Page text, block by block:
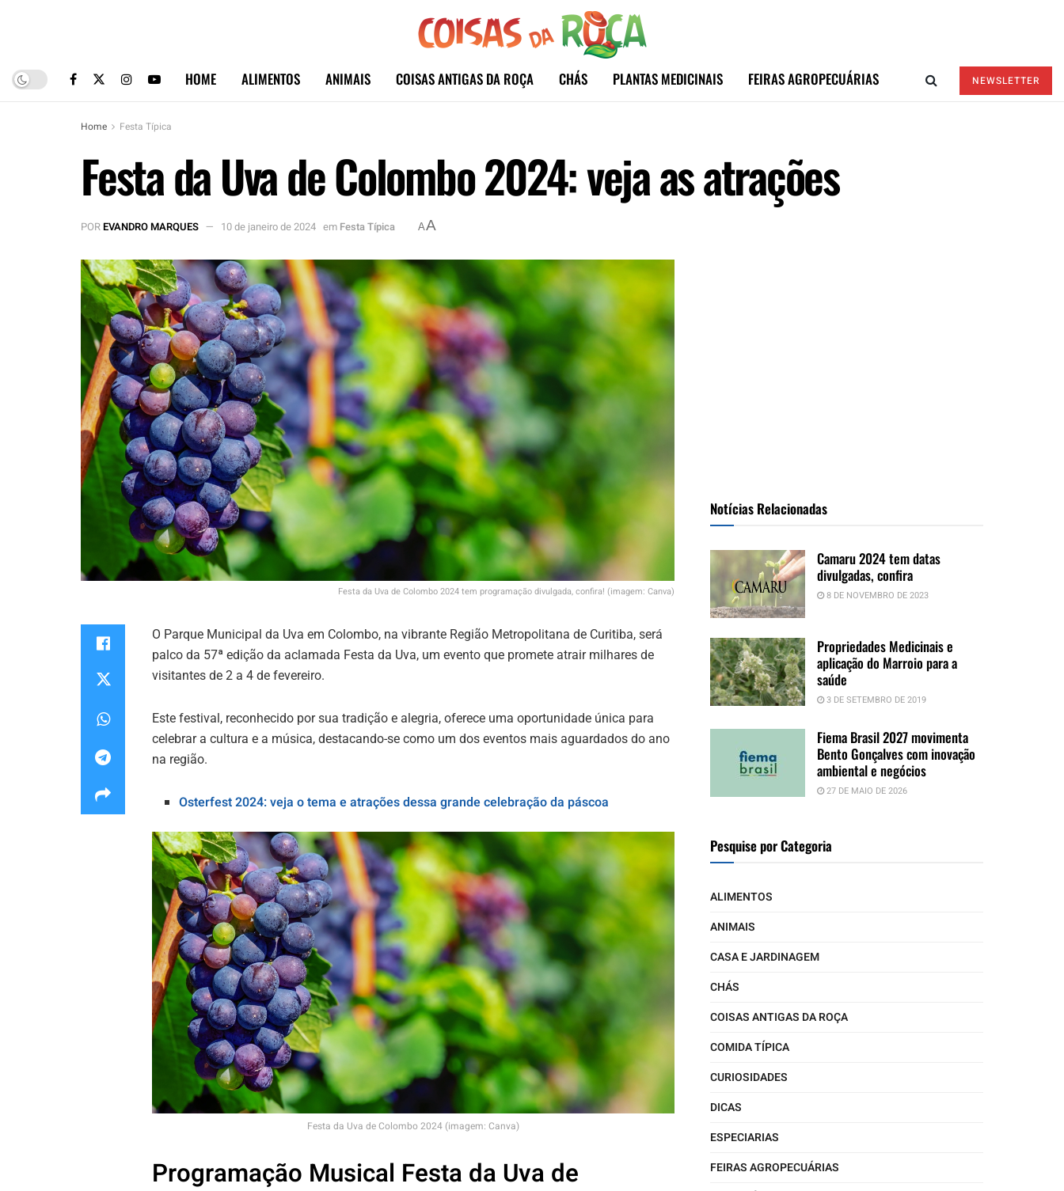
HOME ALIMENTOS ANIMAIS COISAS ANTIGAS DA ROÇA CHÁS PLANTAS MEDICINAIS FEIRAS AGROPECUÁRIAS NEWSLETTER
Home Festa Típica
Festa da Uva de Colombo 2024: veja as atrações
POREVANDRO MARQUES 10 de janeiro de 2024 em Festa Típica AA
Festa da Uva de Colombo 2024 tem programação divulgada, confira! (imagem: Canva)
O Parque Municipal da Uva em Colombo, na vibrante Região Metropolitana de Curitiba, será
palco da 57ª edição da aclamada Festa da Uva, um evento que promete atrair milhares de
visitantes de 2 a 4 de fevereiro.
Este festival, reconhecido por sua tradição e alegria, oferece uma oportunidade única para
celebrar a cultura e a música, destacando-se como um dos eventos mais aguardados do ano
na região.
Osterfest 2024: veja o tema e atrações dessa grande celebração da páscoa
Festa da Uva de Colombo 2024 (imagem: Canva)
Programação Musical Festa da Uva de
Notícias Relacionadas
Camaru 2024 tem datas
divulgadas, confira
8 DE NOVEMBRO DE 2023
Propriedades Medicinais e
aplicação do Marroio para a
saúde
3 DE SETEMBRO DE 2019
Fiema Brasil 2027 movimenta
Bento Gonçalves com inovação
ambiental e negócios
27 DE MAIO DE 2026
Pesquise por Categoria
ALIMENTOS
ANIMAIS
CASA E JARDINAGEM
CHÁS
COISAS ANTIGAS DA ROÇA
COMIDA TÍPICA
CURIOSIDADES
DICAS
ESPECIARIAS
FEIRAS AGROPECUÁRIAS